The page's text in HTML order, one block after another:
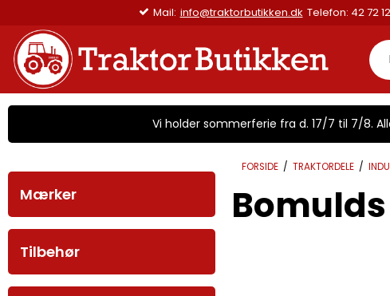
Vi holder sommerferie fra d. 17/7 til 7/8.
Mærker
Tilbehør
FORSIDE / TRAKTORDELE /